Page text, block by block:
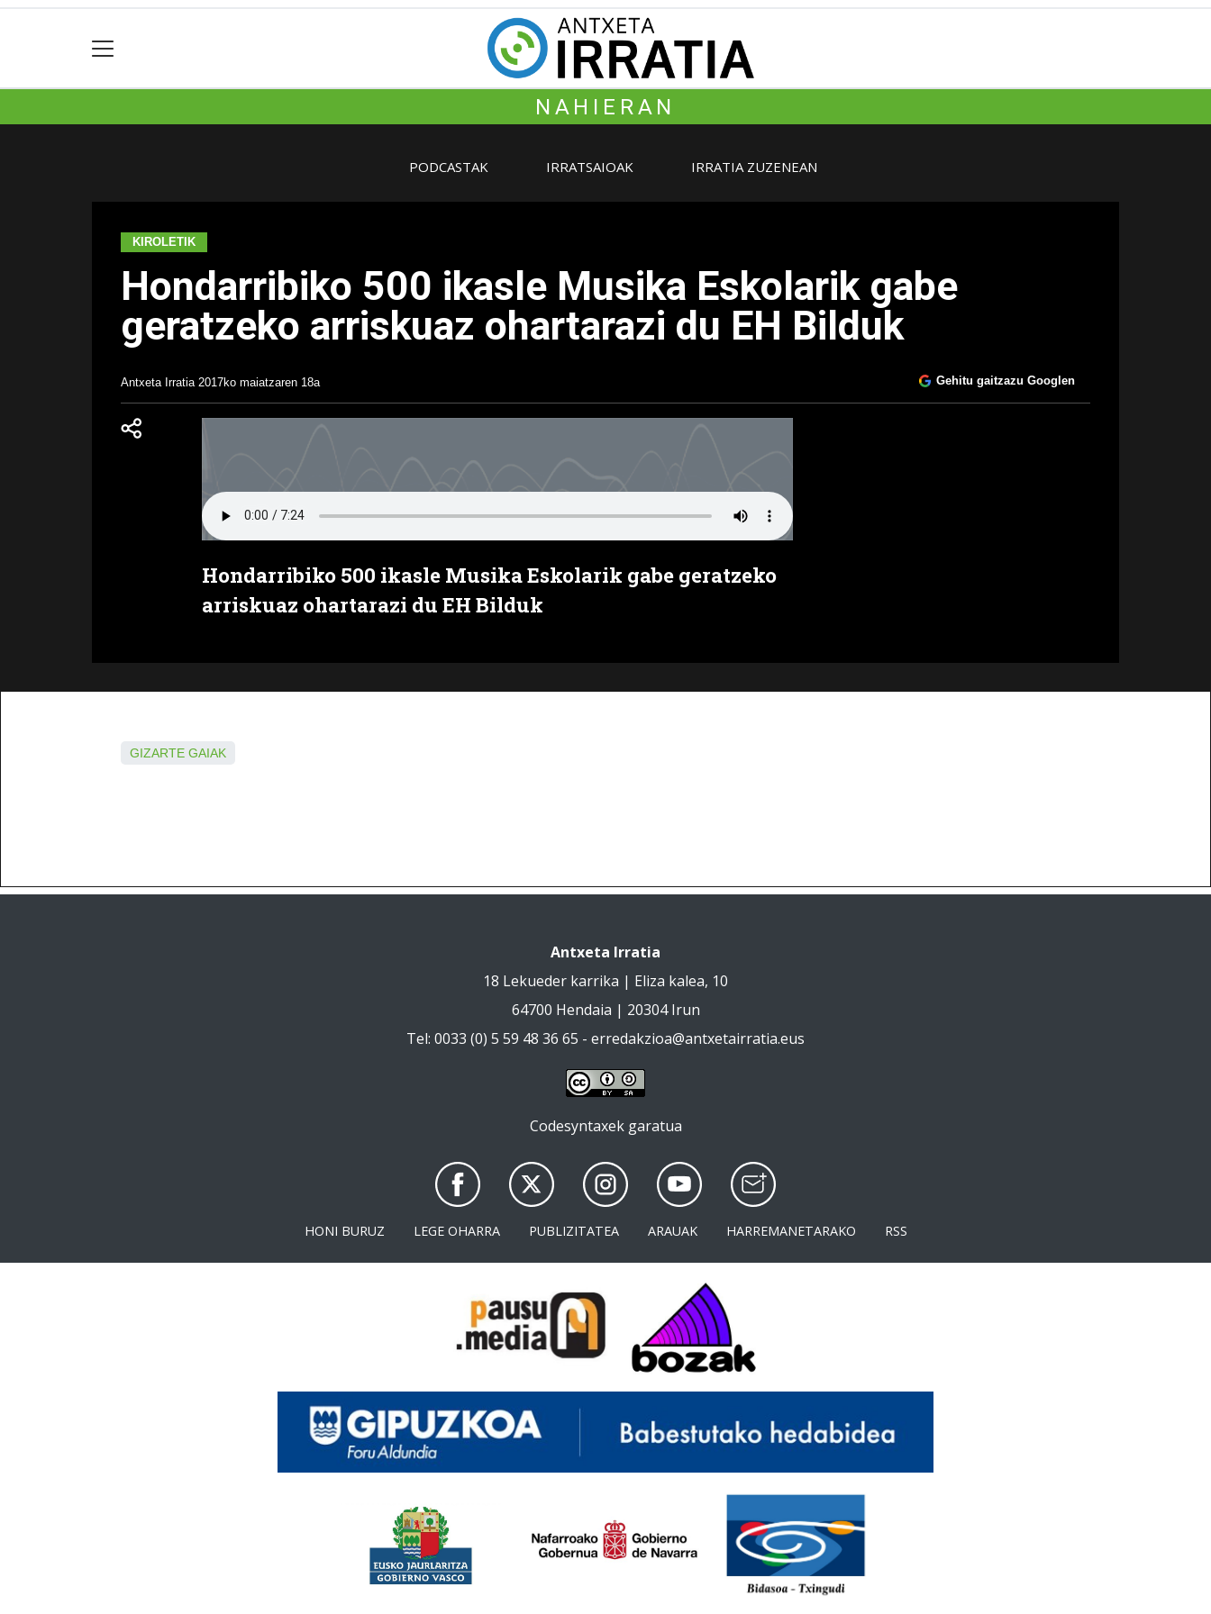
NAHIERAN
PODCASTAK IRRATSAIOAK IRRATIA ZUZENEAN
KIROLETIK
Hondarribiko 500 ikasle Musika Eskolarik gabe
geratzeko arriskuaz ohartarazi du EH Bilduk
Antxeta Irratia 2017ko maiatzaren 18a Gehitu gaitzazu Googlen
Hondarribiko 500 ikasle Musika Eskolarik gabe geratzeko
arriskuaz ohartarazi du EH Bilduk
GIZARTE GAIAK
Antxeta Irratia
18 Lekueder karrika | Eliza kalea, 10
64700 Hendaia | 20304 Irun
Tel: 0033 (0) 5 59 48 36 65 - erredakzioa@antxetairratia.eus
Codesyntaxek garatua
HONI BURUZ LEGE OHARRA PUBLIZITATEA ARAUAK HARREMANETARAKO RSS